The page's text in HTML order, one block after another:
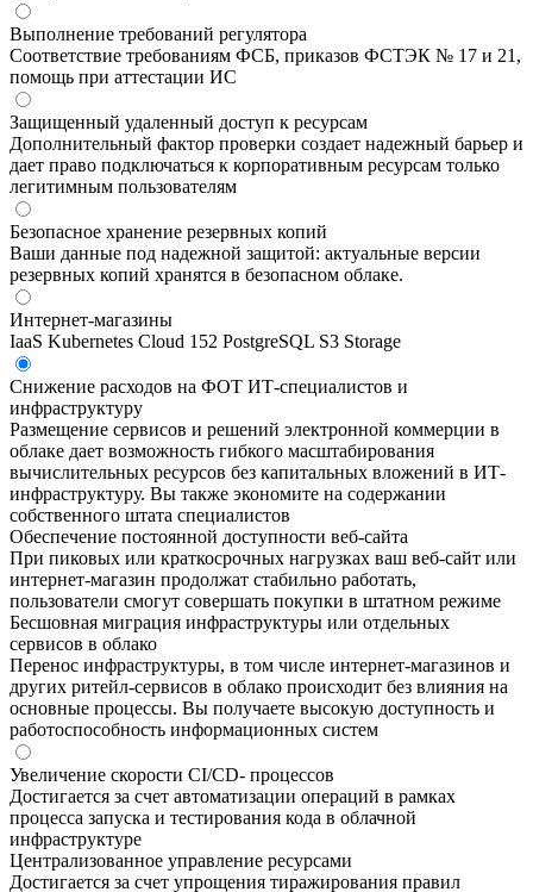
Выполнение требований регулятора
Соответствие требованиям ФСБ, приказов ФСТЭК № 17 и 21,
помощь при аттестации ИС
Защищенный удаленный доступ к ресурсам
Дополнительный фактор проверки создает надежный барьер и
дает право подключаться к корпоративным ресурсам только
легитимным пользователям
Безопасное хранение резервных копий
Ваши данные под надежной защитой: актуальные версии
резервных копий хранятся в безопасном облаке.
Интернет-магазины
IaaS Kubernetes Cloud 152 PostgreSQL S3 Storage
Снижение расходов на ФОТ ИТ-специалистов и
инфраструктуру
Размещение сервисов и решений электронной коммерции в
облаке дает возможность гибкого масштабирования
вычислительных ресурсов без капитальных вложений в ИТ-
инфраструктуру. Вы также экономите на содержании
собственного штата специалистов
Обеспечение постоянной доступности веб-сайта
При пиковых или краткосрочных нагрузках ваш веб-сайт или
интернет-магазин продолжат стабильно работать,
пользователи смогут совершать покупки в штатном режиме
Бесшовная миграция инфраструктуры или отдельных
сервисов в облако
Перенос инфраструктуры, в том числе интернет-магазинов и
других ритейл-сервисов в облако происходит без влияния на
основные процессы. Вы получаете высокую доступность и
работоспособность информационных систем
Увеличение скорости CI/СD- процессов
Достигается за счет автоматизации операций в рамках
процесса запуска и тестирования кода в облачной
инфраструктуре
Централизованное управление ресурсами
Достигается за счет упрощения тиражирования правил